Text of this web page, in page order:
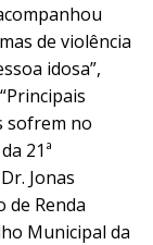
de violência
idosa”,
sofrem no
21ª
Jonas
de Renda
Municipal da